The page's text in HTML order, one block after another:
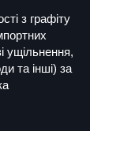
з графіту
ущільнення,
та інші) за